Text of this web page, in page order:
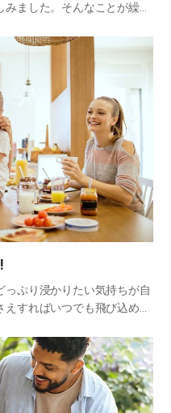
ました。そんなことが繰り
な距離を心得ました。 寓話
ぷり浸かりたい気持ちが自
すればいつでも飛び込める
たり心配な気持ちが解消され